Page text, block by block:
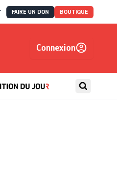
FAIRE UN DON BOUTIQUE
Connexion